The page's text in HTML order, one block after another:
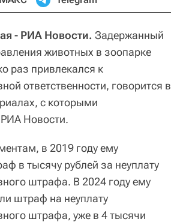
- РИА Новости. Задержанный
животных в зоопарке
раз привлекался к
ответственности, говорится в
с которыми
Новости.
в 2019 году ему
в тысячу рублей за неуплату
штрафа. В 2024 году ему
штраф на неуплату
штрафа, уже в 4 тысячи